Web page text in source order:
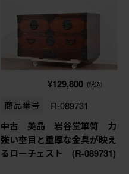
¥129,800 (税込)
商品番号 R-089731
中古 美品 岩谷堂箪笥 力
強い杢目と重厚な金具が映え
るローチェスト (R-089731)